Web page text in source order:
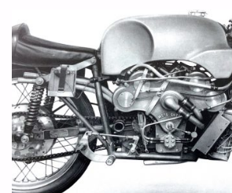
ANNI
DI
PASSIONE"